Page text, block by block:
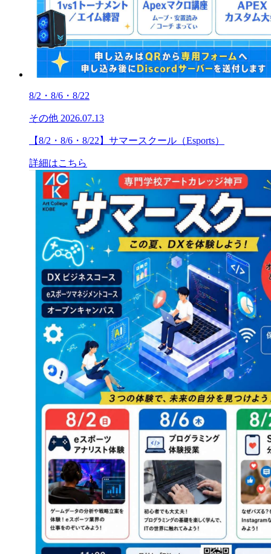
8/2・8/6・8/22
その他 2026.07.13
【8/2・8/6・8/22】サマースクール（Esports）
詳細はこちら